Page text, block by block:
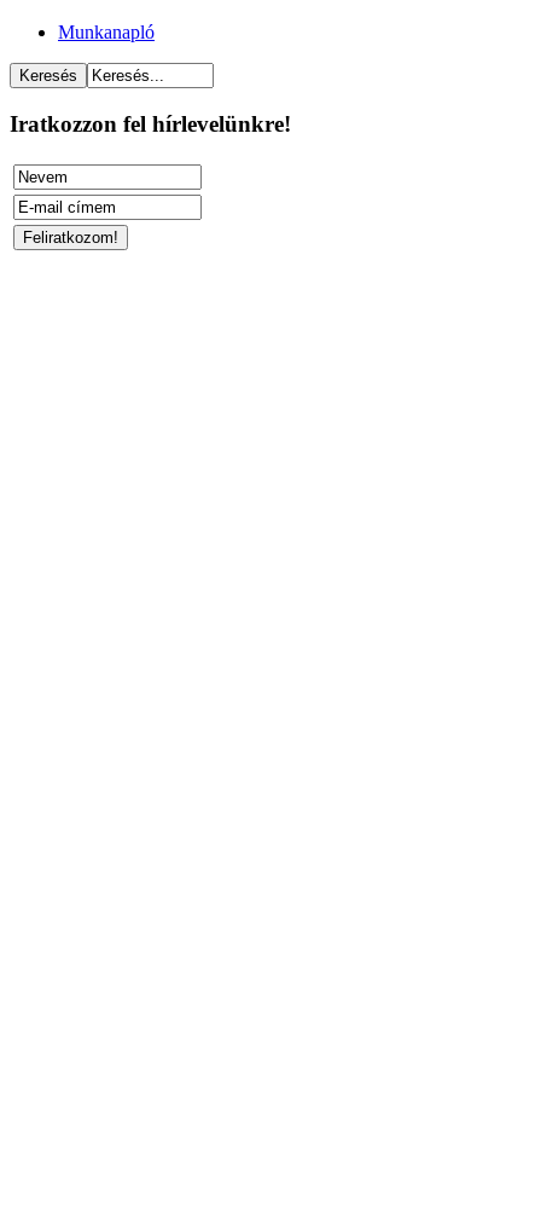
Munkanapló
Iratkozzon fel hírlevelünkre!